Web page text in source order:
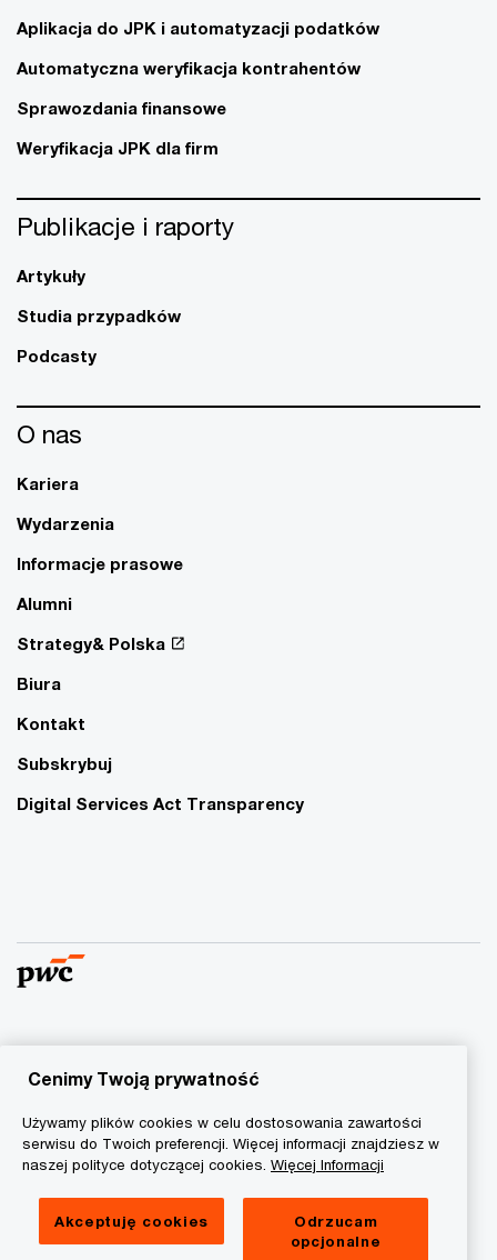
Aplikacja do JPK i automatyzacji podatków
Automatyczna weryfikacja kontrahentów
Sprawozdania finansowe
Weryfikacja JPK dla firm
Publikacje i raporty
Artykuły
Studia przypadków
Podcasty
O nas
Kariera
Wydarzenia
Informacje prasowe
Alumni
Strategy& Polska
Biura
Kontakt
Subskrybuj
Digital Services Act Transparency
© 2015 - 2026 PwC. Wszelkie prawa zastrzeżone. Nazwa
PwC odnosi się do firm wchodzących w skład sieci PwC, z
informacji na stroniewww.pwc.com/structure.
Informacja o ciasteczkach
Informacja prawna
Cenimy Twoją prywatność
Używamy plików cookies w celu dostosowania zawartości
serwisu do Twoich preferencji. Więcej informacji znajdziesz w
naszej polityce dotyczącej cookies. Więcej Informacji
Akceptuję cookies
Odrzucam
opcjonalne